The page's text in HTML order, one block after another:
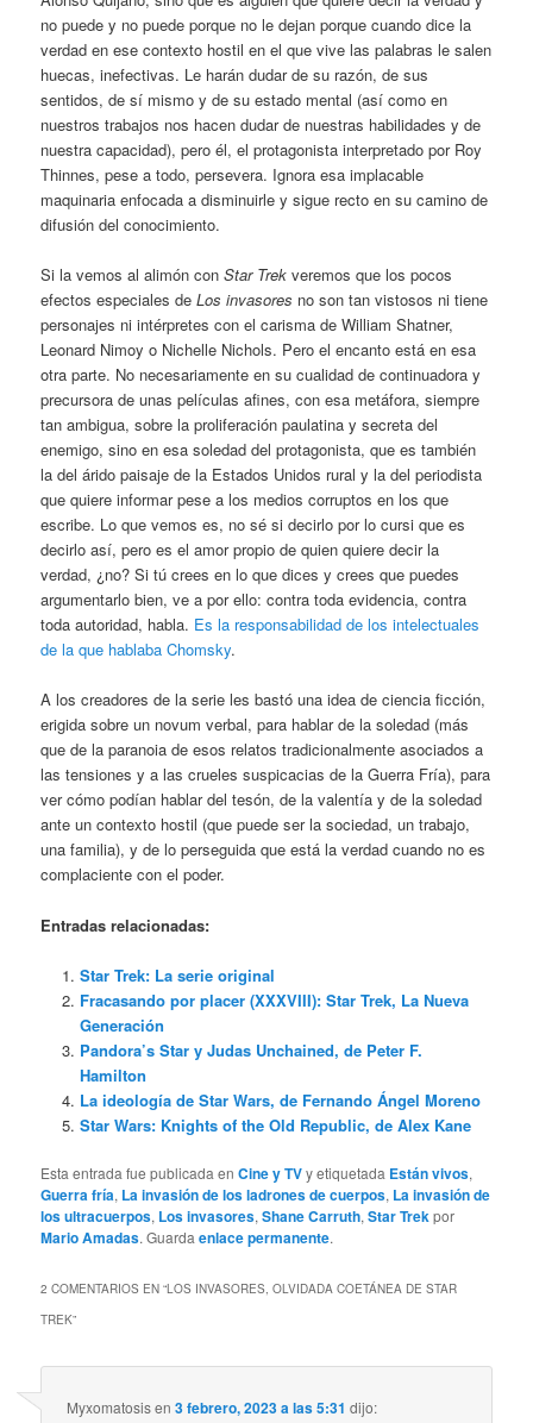
no puede y no puede porque no le dejan porque cuando dice la
verdad en ese contexto hostil en el que vive las palabras le salen
huecas, inefectivas. Le harán dudar de su razón, de sus
sentidos, de sí mismo y de su estado mental (así como en
nuestros trabajos nos hacen dudar de nuestras habilidades y de
nuestra capacidad), pero él, el protagonista interpretado por Roy
Thinnes, pese a todo, persevera. Ignora esa implacable
maquinaria enfocada a disminuirle y sigue recto en su camino de
difusión del conocimiento.
Si la vemos al alimón conStar Trek veremos que los pocos
efectos especiales deLos invasores no son tan vistosos ni tiene
personajes ni intérpretes con el carisma de William Shatner,
Leonard Nimoy o Nichelle Nichols. Pero el encanto está en esa
otra parte. No necesariamente en su cualidad de continuadora y
precursora de unas películas afines, con esa metáfora, siempre
tan ambigua, sobre la proliferación paulatina y secreta del
enemigo, sino en esa soledad del protagonista, que es también
la del árido paisaje de la Estados Unidos rural y la del periodista
que quiere informar pese a los medios corruptos en los que
escribe. Lo que vemos es, no sé si decirlo por lo cursi que es
decirlo así, pero es el amor propio de quien quiere decir la
verdad, ¿no? Si tú crees en lo que dices y crees que puedes
argumentarlo bien, ve a por ello: contra toda evidencia, contra
toda autoridad, habla. Es la responsabilidad de los intelectuales
de la que hablaba Chomsky.
A los creadores de la serie les bastó una idea de ciencia ficción,
erigida sobre un novum verbal, para hablar de la soledad (más
que de la paranoia de esos relatos tradicionalmente asociados a
las tensiones y a las crueles suspicacias de la Guerra Fría), para
ver cómo podían hablar del tesón, de la valentía y de la soledad
ante un contexto hostil (que puede ser la sociedad, un trabajo,
una familia), y de lo perseguida que está la verdad cuando no es
complaciente con el poder.
Entradas relacionadas:
Star Trek: La serie original
Fracasando por placer (XXXVIII): Star Trek, La Nueva
Generación
Pandora’s Star y Judas Unchained, de Peter F.
Hamilton
La ideología de Star Wars, de Fernando Ángel Moreno
Star Wars: Knights of the Old Republic, de Alex Kane
Esta entrada fue publicada enCine y TVy etiquetada Están vivos,
Guerra fría, La invasión de los ladrones de cuerpos, La invasión de
los ultracuerpos, Los invasores,Shane Carruth,Star Trekpor
Mario Amadas. Guardaenlace permanente.
2 COMENTARIOS EN “LOS INVASORES, OLVIDADA COETÁNEA DE STAR
TREK”
Myxomatosisen3 febrero, 2023 a las 5:31 dijo: